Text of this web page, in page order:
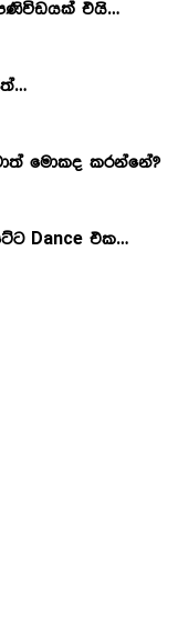
එයි…
මොකද කරන්නේ?
Dance එක…